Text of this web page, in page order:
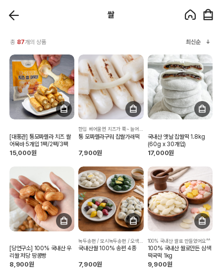
쌀
총 87개의 상품 최신순
[대풍관] 통모짜렐라 치즈 쌀
어묵바 5개입 1팩/2팩/3팩
15,000원
통 모짜렐라구워 찹쌀가래떡
7,900원
국내산 옛날 찹쌀떡 1.8kg
(60g x 30개입)
17,000원
[당연구소] 100% 국내산 우
리쌀 저당 땅콩빵
8,900원
국내산쌀 100% 송편 4종
7,900원
100% 국내산 쌀로 만들었어요^^
100% 국내산 쌀로만든 삼색
떡국떡 1kg
9,900원